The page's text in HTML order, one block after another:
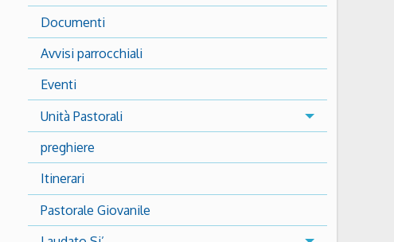
Documenti
Avvisi parrocchiali
Eventi
Unità Pastorali
preghiere
Itinerari
Pastorale Giovanile